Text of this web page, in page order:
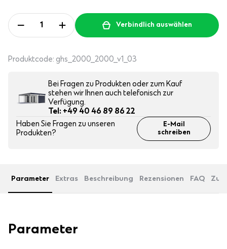
Verbindlich auswählen
Produktcode: ghs_2000_2000_v1_03
Bei Fragen zu Produkten oder zum Kauf
stehen wir Ihnen auch telefonisch zur
Verfügung.
Tel: +49 40 46 89 86 22
Haben Sie Fragen zu unseren
Produkten?
E-Mail
schreiben
Parameter Extras Beschreibung Rezensionen FAQ
Parameter